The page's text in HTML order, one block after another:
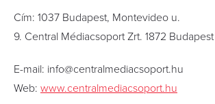
Cím: 1037 Budapest, Montevideo u.
9. Central Médiacsoport Zrt. 1872 Budapest
E-mail: info@centralmediacsoport.hu
Web: www.centralmediacsoport.hu